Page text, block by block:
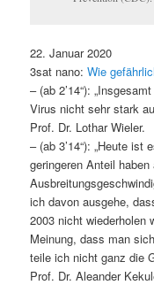
22. Januar 2020
3sat nano:Wie
– (ab 2’14“):
Virus nicht sehr stark
Prof. Dr. Lothar Wieler.
– (ab 3’14“): „Heute
geringeren Anteil
ich davon ausgehe,
2003 nicht wiederholen
Meinung, dass man
teile ich nicht ganz die
Prof. Dr. Aleander